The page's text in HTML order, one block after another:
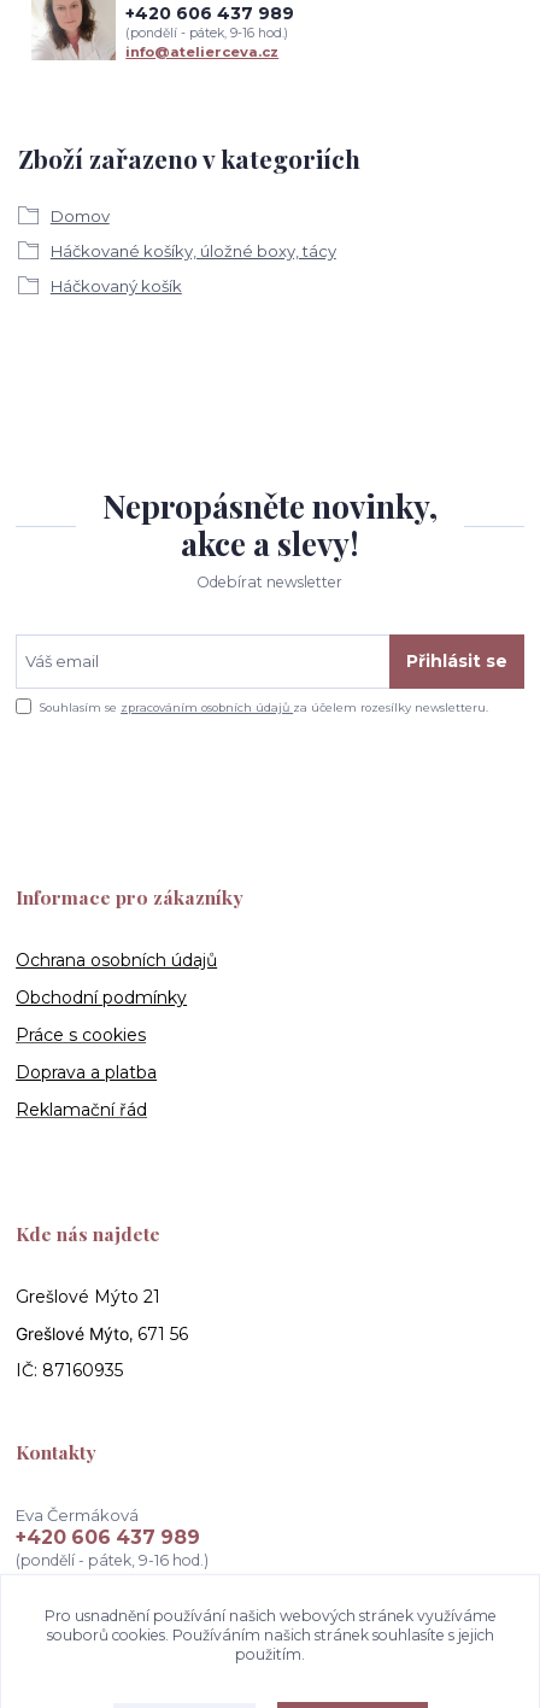
Zboží zařazeno v kategoriích
Domov
Háčkované košíky, úložné boxy, tácy
Háčkovaný košík
+420 606 437 989
(pondělí - pátek, 9-16 hod.)
info@atelierceva.cz
Nepropásněte novinky,
akce a slevy!
Odebírat newsletter
Přihlásit se
Souhlasím se zpracováním osobních údajů za účelem rozesílky newsletteru.
Informace pro zákazníky
Ochrana osobních údajů
Obchodní podmínky
Práce s cookies
Doprava a platba
Reklamační řád
Kde nás najdete
Grešlové Mýto 21
Grešlové Mýto, 671 56
IČ: 87160935
Kontakty
Eva Čermáková
+420 606 437 989
(pondělí - pátek, 9-16 hod.)
info@atelierceva.cz
Pro usnadnění používání našich webových stránek využíváme
souborů cookies. Používáním našich stránek souhlasíte s jejich
použitím.